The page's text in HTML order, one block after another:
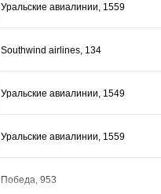
Уральские авиалинии, 1559
Southwind airlines, 134
Уральские авиалинии, 1549
Уральские авиалинии, 1559
Победа, 953